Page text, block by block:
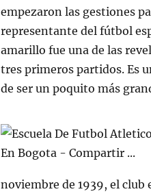
empezaron las gestiones
representante del fútbol
amarillo fue una de las
tres primeros partidos. Es
de ser un poquito más
noviembre de 1939, el club